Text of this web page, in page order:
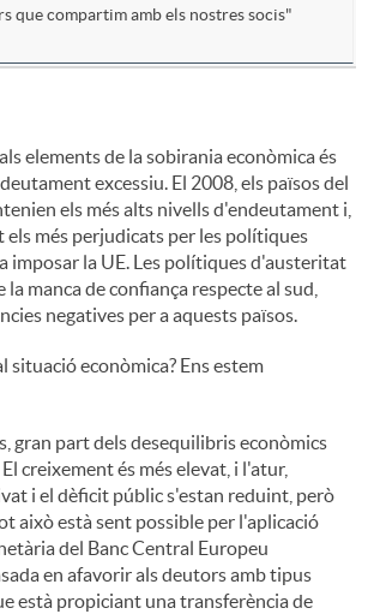
que compartim amb els nostres socis"
elements de la sobirania econòmica és
excessiu. El 2008, els països del
els més alts nivells d'endeutament i,
els més perjudicats per les polítiques
imposar la UE. Les polítiques d'austeritat
manca de confiança respecte al sud,
negatives per a aquests països.
situació econòmica? Ens estem
gran part dels desequilibris econòmics
creixement és més elevat, i l'atur,
i el dèficit públic s'estan reduint, però
això està sent possible per l'aplicació
del Banc Central Europeu
en afavorir als deutors amb tipus
està propiciant una transferència de